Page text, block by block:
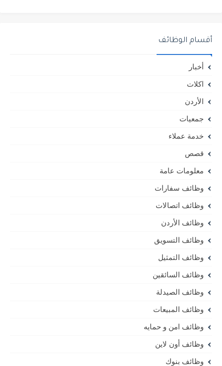
أقسام الوظائف
أخبار
اكلات
الأردن
جمعيات
خدمة عملاء
قصص
معلومات عامة
وظائف سفارات
وظائف اتصالات
وظائف الأردن
وظائف التسويق
وظائف التمثيل
وظائف السائقين
وظائف الصيدلة
وظائف المبيعات
وظائف امن و حمايه
وظائف أون لاين
وظائف بنوك